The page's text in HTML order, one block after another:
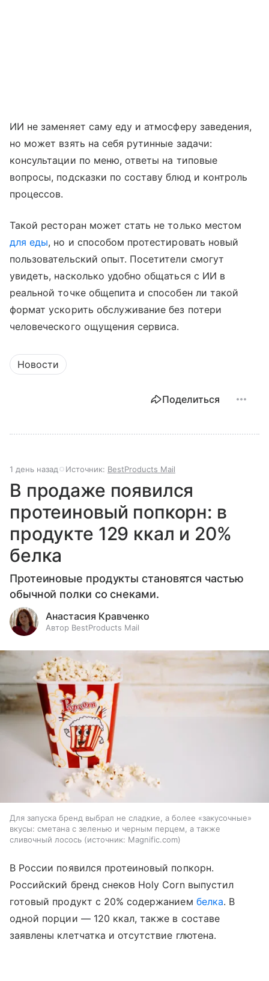
ИИ не заменяет саму еду и атмосферу заведения,
но может взять на себя рутинные задачи:
консультации по меню, ответы на типовые
вопросы, подсказки по составу блюд и контроль
процессов.
Такой ресторан может стать не только местом
для еды, но и способом протестировать новый
пользовательский опыт. Посетители смогут
увидеть, насколько удобно общаться с ИИ в
реальной точке общепита и способен ли такой
формат ускорить обслуживание без потери
человеческого ощущения сервиса.
Новости
Поделиться
1 день назад Источник: BestProducts Mail
В продаже появился
протеиновый попкорн: в
продукте 129 ккал и 20%
белка
Протеиновые продукты становятся частью
обычной полки со снеками.
Анастасия Кравченко
Автор BestProducts Mail
Для запуска бренд выбрал не сладкие, а более «закусочные»
вкусы: сметана с зеленью и черным перцем, а также
сливочный лосось
источник: Magnific.com
В России появился протеиновый попкорн.
Российский бренд снеков Holy Corn выпустил
готовый продукт с 20% содержанием белка. В
одной порции — 120 ккал, также в составе
заявлены клетчатка и отсутствие глютена.